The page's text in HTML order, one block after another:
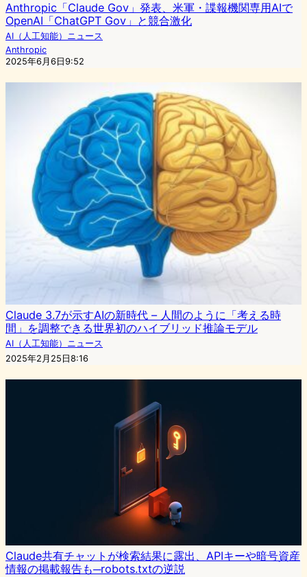
Anthropic「Claude Gov」発表、米軍・諜報機関専用AIで
OpenAI「ChatGPT Gov」と競合激化
AI（人工知能）ニュース
Anthropic
2025年6月6日9:52
Claude 3.7が示すAIの新時代 – 人間のように「考える時
間」を調整できる世界初のハイブリッド推論モデル
AI（人工知能）ニュース
2025年2月25日8:16
Claude共有チャットが検索結果に露出、APIキーや暗号資産
情報の掲載報告も─robots.txtの逆説